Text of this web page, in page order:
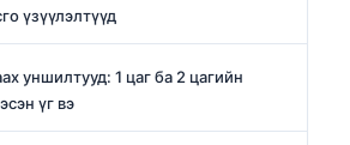
үзүүлэлтүүд
уншилтууд: 1 цаг ба 2 цагийн
үг вэ